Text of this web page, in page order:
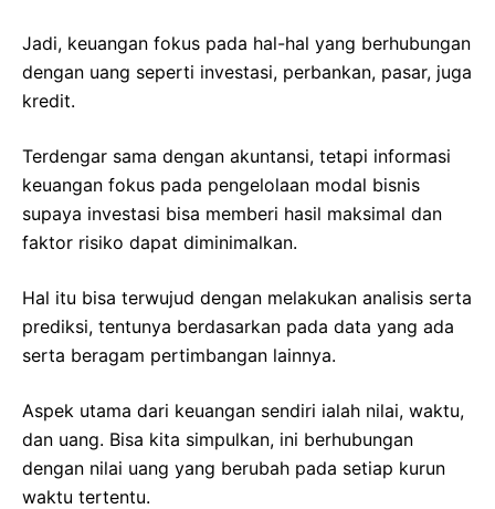
Jadi, keuangan fokus pada hal-hal yang berhubungan
dengan uang seperti investasi, perbankan, pasar, juga
kredit.
Terdengar sama dengan akuntansi, tetapi informasi
keuangan fokus pada pengelolaan modal bisnis
supaya investasi bisa memberi hasil maksimal dan
faktor risiko dapat diminimalkan.
Hal itu bisa terwujud dengan melakukan analisis serta
prediksi, tentunya berdasarkan pada data yang ada
serta beragam pertimbangan lainnya.
Aspek utama dari keuangan sendiri ialah nilai, waktu,
dan uang. Bisa kita simpulkan, ini berhubungan
dengan nilai uang yang berubah pada setiap kurun
waktu tertentu.